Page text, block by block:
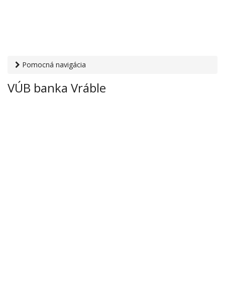
Pomocná navigácia
banka Vráble
VÚB banka Vráble